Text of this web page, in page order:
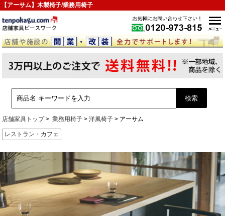
【アーサム】木製椅子/業務用椅子
店舗家具トップ 業務用椅子 洋風椅子 アーサム
レストラン・カフェ